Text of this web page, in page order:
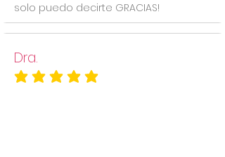
solo puedo decirte GRACIAS!
Dra.
la calificación promedio es 5 de 5